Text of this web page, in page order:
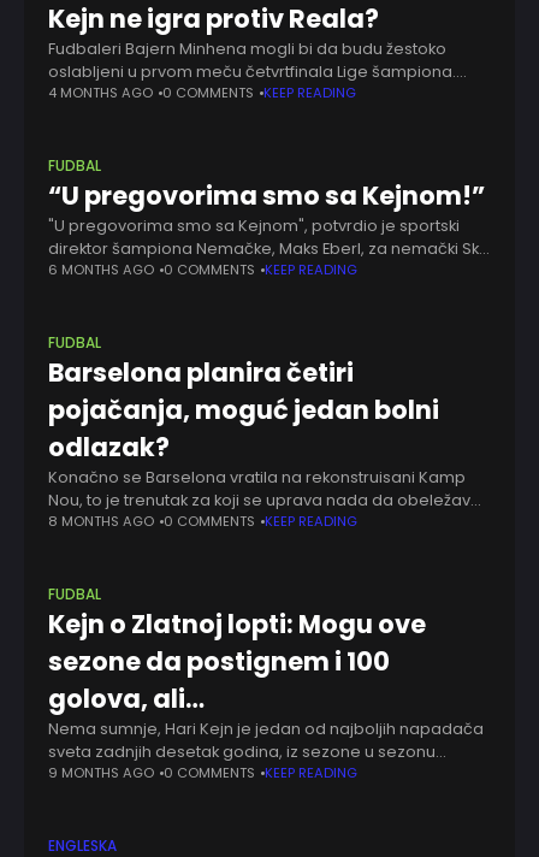
Kejn ne igra protiv Reala?
Fudbaleri Bajern Minhena mogli bi da budu žestoko
oslabljeni u prvom meču četvrtfinala Lige šampiona.
Naime, nastup Harija Kejna na toj utakmici je pod
4 MONTHS AGO 0 COMMENTS KEEP READING
FUDBAL
“U pregovorima smo sa Kejnom!”
"U pregovorima smo sa Kejnom", potvrdio je sportski
direktor šampiona Nemačke, Maks Eberl, za nemački Sky
Sports, ističući da Bajern aktivno radi na produženju
6 MONTHS AGO 0 COMMENTS KEEP READING
FUDBAL
Barselona planira četiri
pojačanja, moguć jedan bolni
odlazak?
Konačno se Barselona vratila na rekonstruisani Kamp
Nou, to je trenutak za koji se uprava nada da obeležava
novi početak. Kroz prihode od stadiona Katalonci veruju
8 MONTHS AGO 0 COMMENTS KEEP READING
FUDBAL
Kejn o Zlatnoj lopti: Mogu ove
sezone da postignem i 100
golova, ali…
Nema sumnje, Hari Kejn je jedan od najboljih napadača
sveta zadnjih desetak godina, iz sezone u sezonu
njegove brojke su sve veće i veće, ali bez krune za sve
9 MONTHS AGO 0 COMMENTS KEEP READING
ENGLESKA